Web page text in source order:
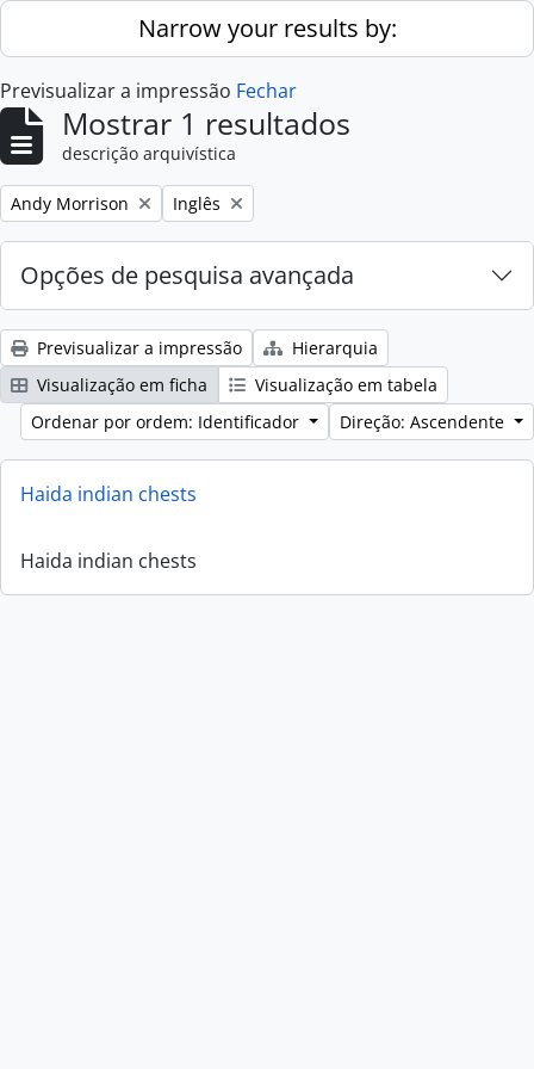
Skip to main contentNarrow your results by:
Previsualizar a impressão Fechar
Mostrar 1 resultados
descrição arquivística
Remove filter:
Andy Morrison Remove filter:
Inglês
Opções de pesquisa avançada
Previsualizar a impressão
Hierarquia
Visualização em ficha
Visualização em tabela
Ordenar por ordem: Identificador
Direção: Ascendente
Haida indian chests
Haida indian chests